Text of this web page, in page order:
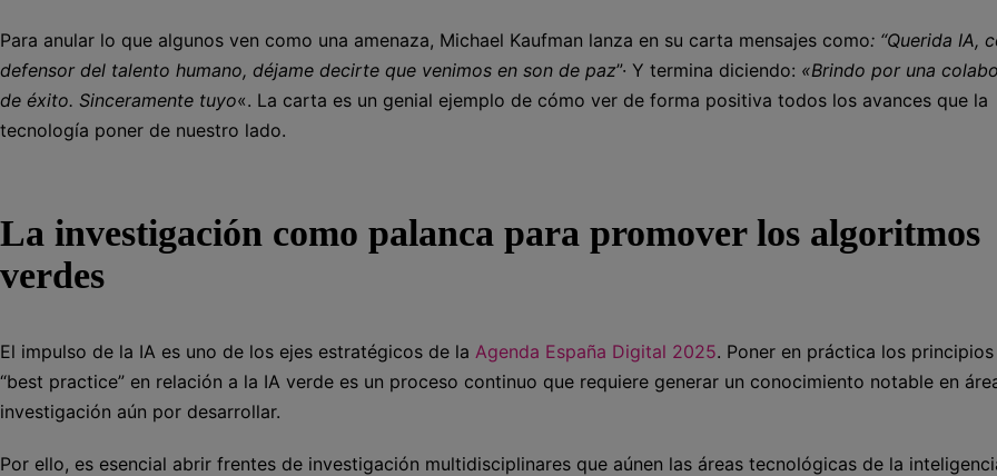
Para anular lo que algunos ven como una amenaza, Michael Kaufman lanza en su carta mensajes como: “Querida IA,
defensor del talento humano, déjame decirte que venimos en son de paz”· Y termina diciendo: «Brindo por una
de éxito. Sinceramente tuyo«. La carta es un genial ejemplo de cómo ver de forma positiva todos los avances que la
tecnología poner de nuestro lado.
La investigación como palanca para promover los algoritmos
verdes
El impulso de la IA es uno de los ejes estratégicos de la Agenda España Digital 2025. Poner en práctica los
“best practice” en relación a la IA verde es un proceso continuo que requiere generar un conocimiento notable en
investigación aún por desarrollar.
Por ello, es esencial abrir frentes de investigación multidisciplinares que aúnen las áreas tecnológicas de la